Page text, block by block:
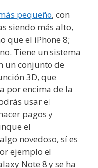
pequeño, con
siendo más alto,
que el iPhone 8;
Tiene un sistema
un conjunto de
3D, que
por encima de la
usar el
pagos y
el
novedoso, sí es
ejemplo el
Note 8 y se ha